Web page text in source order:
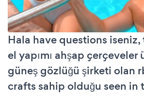
Hala have questions
el yapımı ahşap çerçeveler
güneş gözlüğü şirketi olan
crafts sahip olduğu seen in